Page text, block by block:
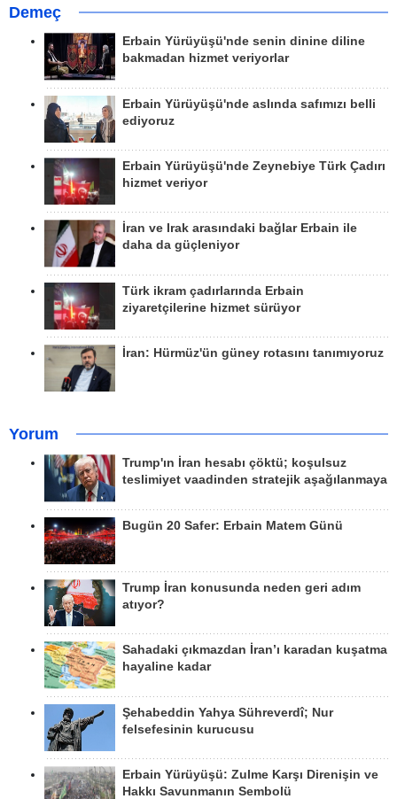
Demeç
Erbain Yürüyüşü'nde senin dinine diline
bakmadan hizmet veriyorlar
Erbain Yürüyüşü'nde aslında safımızı belli
ediyoruz
Erbain Yürüyüşü'nde Zeynebiye Türk Çadırı
hizmet veriyor
İran ve Irak arasındaki bağlar Erbain ile
daha da güçleniyor
Türk ikram çadırlarında Erbain
ziyaretçilerine hizmet sürüyor
İran: Hürmüz'ün güney rotasını tanımıyoruz
Yorum
Trump'ın İran hesabı çöktü; koşulsuz
teslimiyet vaadinden stratejik aşağılanmaya
Bugün 20 Safer: Erbain Matem Günü
Trump İran konusunda neden geri adım
atıyor?
Sahadaki çıkmazdan İran’ı karadan kuşatma
hayaline kadar
Şehabeddin Yahya Sühreverdî; Nur
felsefesinin kurucusu
Erbain Yürüyüşü: Zulme Karşı Direnişin ve
Hakkı Savunmanın Sembolü